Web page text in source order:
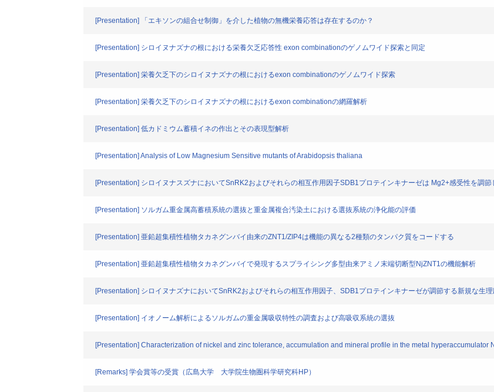
[Presentation] 「エキソンの組合せ制御」を介した植物の無機栄養応答は存在するのか？
[Presentation] シロイヌナズナの根における栄養欠乏応答性 exon combinationのゲノムワイド探索と同定
[Presentation] 栄養欠乏下のシロイヌナズナの根におけるexon combinationのゲノムワイド探索
[Presentation] 栄養欠乏下のシロイヌナズナの根におけるexon combinationの網羅解析
[Presentation] 低カドミウム蓄積イネの作出とその表現型解析
[Presentation] Analysis of Low Magnesium Sensitive mutants of Arabidopsis thaliana
[Presentation] シロイヌナスズナにおいてSnRK2およびそれらの相互作用因子SDB1プロテインキナーゼは Mg2+感受性を調節
[Presentation] ソルガム重金属高蓄積系統の選抜と重金属複合汚染土における選抜系統の浄化能の評価
[Presentation] 亜鉛超集積性植物タカネグンバイ由来のZNT1/ZIP4は機能の異なる2種類のタンパク質をコードする
[Presentation] 亜鉛超集積性植物タカネグンバイで発現するスプライシング多型由来アミノ末端切断型NjZNT1の機能解析
[Presentation] シロイヌナズナにおいてSnRK2およびそれらの相互作用因子、SDB1プロテインキナーゼが調節する新規な生
[Presentation] イオノーム解析によるソルガムの重金属吸収特性の調査および高吸収系統の選抜
[Presentation] Characterization of nickel and zinc tolerance, accumulation and mineral profile in the metal hyperaccumulator
[Remarks] 学会賞等の受賞（広島大学 大学院生物圏科学研究科HP）